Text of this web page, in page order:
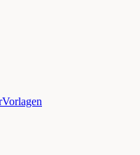
Vorlagen